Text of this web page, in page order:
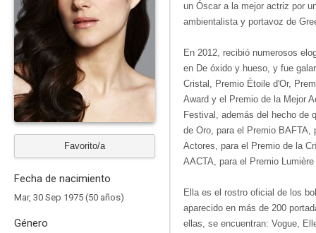
Favorito/a
Fecha de nacimiento
Mar, 30 Sep 1975 (50 años)
Género
un Óscar a la mejor actriz por
ambientalista y portavoz de
En 2012, recibió numerosos
en De óxido y hueso, y fue
Cristal, Premio Étoile d'Or,
Award y el Premio de la Mejor
Festival, además del hecho de
de Oro, para el Premio BAFTA,
Actores, para el Premio de la
AACTA, para el Premio
Ella es el rostro oficial de los
aparecido en más de 200
ellas, se encuentran: Vogue,